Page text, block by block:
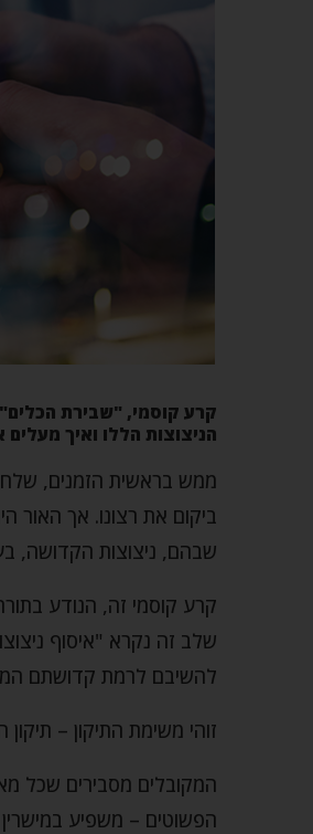
קרע קוסמי, "שבירת
הניצוצות הללו ואיך מעלים
ממש בראשית הזמנים, שלח
ביקום את רצונו. אך האור
שבהם, ניצוצות הקדושה,
קרע קוסמי זה, הנודע
שלב זה נקרא "איסוף
להשיבם לרמת קדושתם
זוהי משימת התיקון –
המקובלים מסבירים שכל
הפשוטים – משפיע